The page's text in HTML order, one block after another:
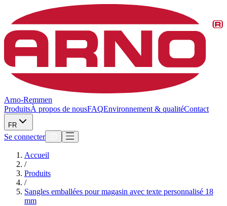
Arno-Remmen
ProduitsÀ propos de nousFAQEnvironnement & qualitéContact
FR
Se connecter
Accueil
/
Produits
/
Sangles emballées pour magasin avec texte personnalisé 18
mm